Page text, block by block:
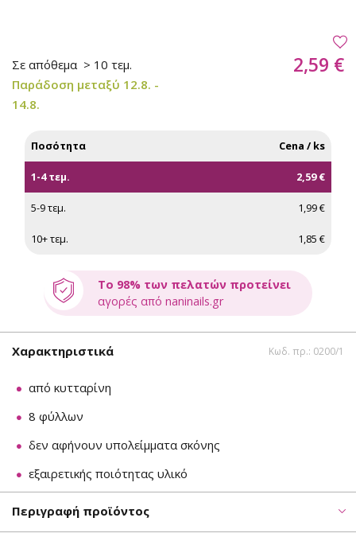
Σε απόθεμα > 10 τεμ.
Παράδοση μεταξύ 12.8. -
14.8.
2,59 €
Ποσότητα Cena / ks
1-4 τεμ. 2,59 €
5-9 τεμ. 1,99 €
10+ τεμ. 1,85 €
Το 98% των πελατών προτείνει
αγορές από naninails.gr
Χαρακτηριστικά Κωδ. πρ.: 0200/1
από κυτταρίνη
8 φύλλων
δεν αφήνουν υπολείμματα σκόνης
εξαιρετικής ποιότητας υλικό
Περιγραφή προϊόντος